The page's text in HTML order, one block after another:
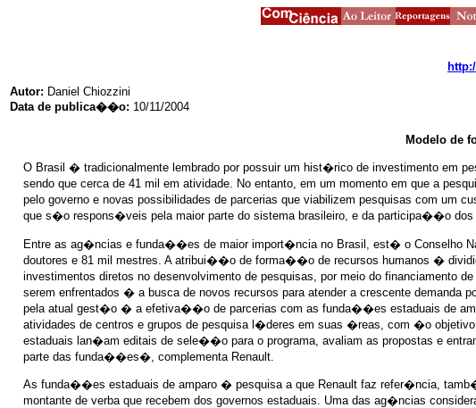
Autor: Daniel Chiozzini
Data de publica��o: 10/11/2004
Modelo de
O Brasil � tradicionalmente lembrado por possuir um hist�rico de investimento em
sendo que cerca de 41 mil em atividade. No entanto, em um momento em que a
pelo governo e novas possibilidades de parcerias que viabilizem pesquisas com
que s�o respons�veis pela maior parte do sistema brasileiro, e da participa��o
Entre as ag�ncias e funda��es de maior import�ncia no Brasil, est� o Conselho
doutores e 81 mil mestres. A atribui��o de forma��o de recursos humanos �
investimentos diretos no desenvolvimento de pesquisas, por meio do
serem enfrentados � a busca de novos recursos para atender a crescente
pela atual gest�o � a efetiva��o de parcerias com as funda��es estaduais de
atividades de centros e grupos de pesquisa l�deres em suas �reas, com �o
estaduais lan�am editais de sele��o para o programa, avaliam as propostas e
parte das funda��es�, complementa Renault.
As funda��es estaduais de amparo � pesquisa a que Renault faz refer�ncia,
montante de verba que recebem dos governos estaduais. Uma das ag�ncias